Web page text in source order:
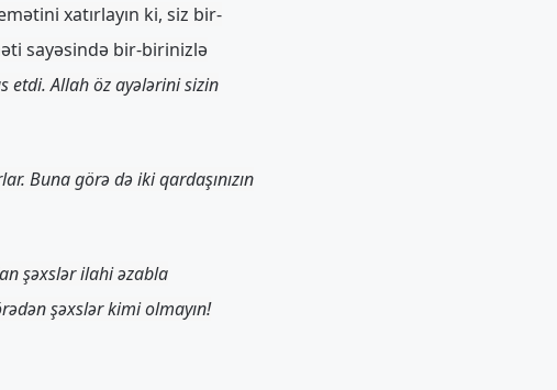
xatırlayın ki, siz bir-
sayəsində bir-birinizlə
etdi. Allah öz ayələrini sizin
Buna görə də iki qardaşınızın
şəxslər ilahi əzabla
şəxslər kimi olmayın!